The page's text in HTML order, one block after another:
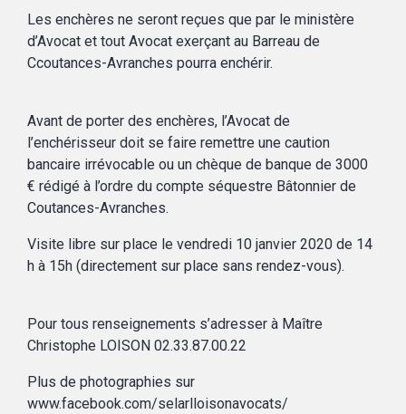
Les enchères ne seront reçues que par le ministère
d’Avocat et tout Avocat exerçant au Barreau de
Ccoutances-Avranches pourra enchérir.
Avant de porter des enchères, l’Avocat de
l’enchérisseur doit se faire remettre une caution
bancaire irrévocable ou un chèque de banque de 3000
€ rédigé à l’ordre du compte séquestre Bâtonnier de
Coutances-Avranches.
Visite libre sur place le vendredi 10 janvier 2020 de 14
h à 15h (directement sur place sans rendez-vous).
Pour tous renseignements s’adresser à Maître
Christophe LOISON 02.33.87.00.22
Plus de photographies sur
www.facebook.com/selarlloisonavocats/